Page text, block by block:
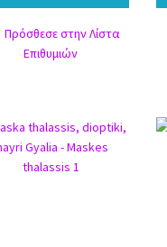
Πρόσθεσε στην Λίστα
Επιθυμιών